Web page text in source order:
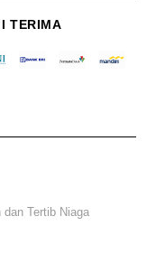
TERIMA
dan Tertib Niaga